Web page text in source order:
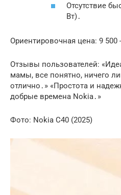
Отсутствие
Вт)․
Ориентировочная цена: 9 500
Отзывы пользователей:
мамы, все понятно, ничего
отлично․» «Простота и
добрые времена Nokia․»
Фото: Nokia C40 (2025)